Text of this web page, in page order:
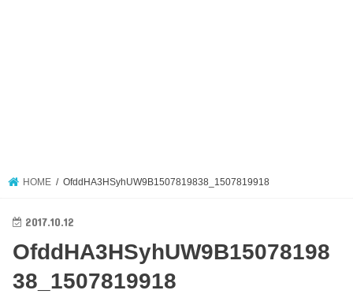
HOME OfddHA3HSyhUW9B1507819838_1507819918
2017.10.12
OfddHA3HSyhUW9B15078198
38_1507819918